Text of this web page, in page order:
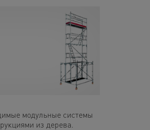
модульные системы
из дерева.